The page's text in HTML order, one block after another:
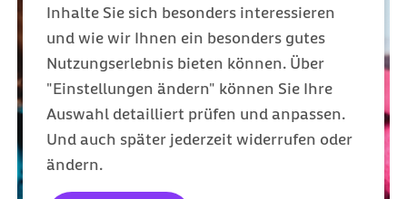
Inhalte Sie sich besonders interessieren
und wie wir Ihnen ein besonders gutes
Nutzungserlebnis bieten können. Über
"Einstellungen ändern" können Sie Ihre
Auswahl detailliert prüfen und anpassen.
Und auch später jederzeit widerrufen oder
ändern.